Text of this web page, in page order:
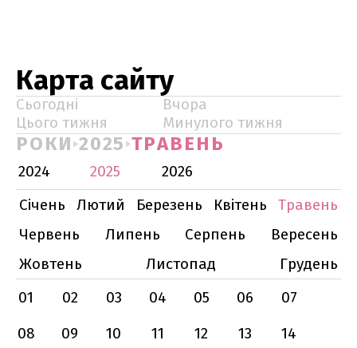
Карта сайту
Сьогодні
Вчора
Цього тижня
Минулого тижня
РОКИ 2025 ТРАВЕНЬ
2024 2025
2026
Січень
Лютий Березень Квітень
Травень
Червень
Липень Серпень
Вересень
Жовтень
Листопад
Грудень
01
02 03 04 05 06
07
08
09 10 11 12 13
14